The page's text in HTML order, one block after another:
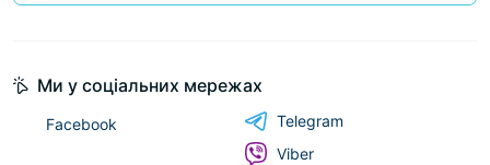
Ми у соціальних мережах
Facebook
Telegram
Viber